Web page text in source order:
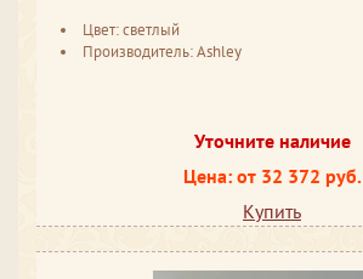
Цвет: светлый
Производитель: Ashley
Уточните наличие
Цена: от 32 372 руб.
Купить